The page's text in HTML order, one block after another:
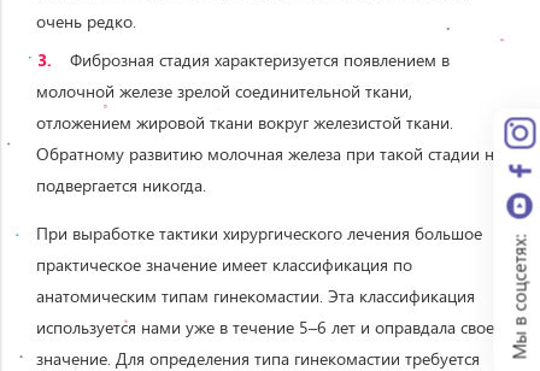
очень редко.
Фиброзная стадия характеризуется появлением в
молочной железе зрелой соединительной ткани,
отложением жировой ткани вокруг железистой ткани.
Обратному развитию молочная железа при такой стадии не
подвергается никогда.
При выработке тактики хирургического лечения большое
практическое значение имеет классификация по
анатомическим типам гинекомастии. Эта классификация
используется нами уже в течение 5–6 лет и оправдала свое
значение. Для определения типа гинекомастии требуется
Мы в соцсетях: